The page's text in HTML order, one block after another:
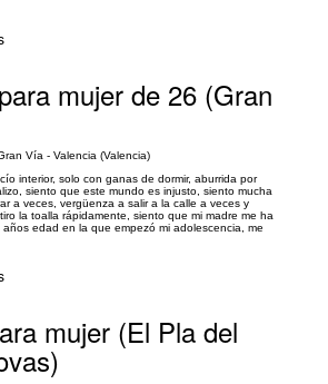
mujer de 26 (Gran
Vía - Valencia (Valencia)
interior, solo con ganas de dormir, aburrida por
siento que este mundo es injusto, siento mucha
a veces, vergüenza a salir a la calle a veces y
la toalla rápidamente, siento que mi madre me ha
edad en la que empezó mi adolescencia, me
mujer (El Pla del